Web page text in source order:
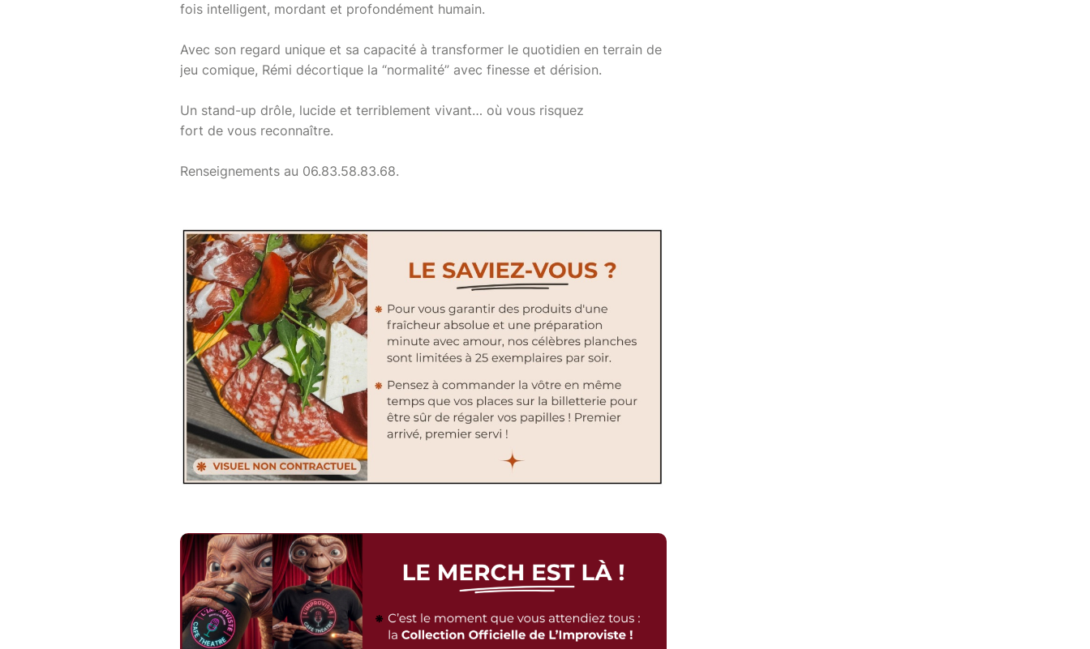
fois intelligent, mordant et profondément humain.
Avec son regard unique et sa capacité à transformer le quotidien en terrain de
jeu comique, Rémi décortique la “normalité” avec finesse et dérision.
Un stand-up drôle, lucide et terriblement vivant… où vous risquez
fort de vous reconnaître.
Renseignements au 06.83.58.83.68.